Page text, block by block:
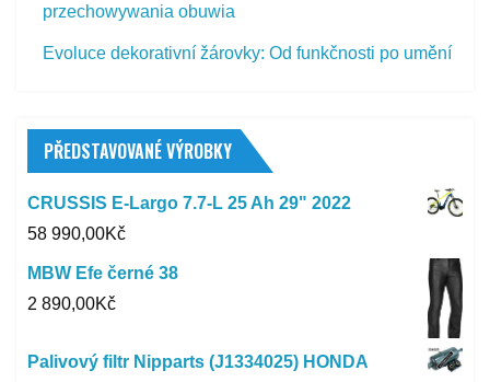
przechowywania obuwia
Evoluce dekorativní žárovky: Od funkčnosti po umění
PŘEDSTAVOVANÉ VÝROBKY
CRUSSIS E-Largo 7.7-L 25 Ah 29" 2022
58 990,00Kč
MBW Efe černé 38
2 890,00Kč
Palivový filtr Nipparts (J1334025) HONDA